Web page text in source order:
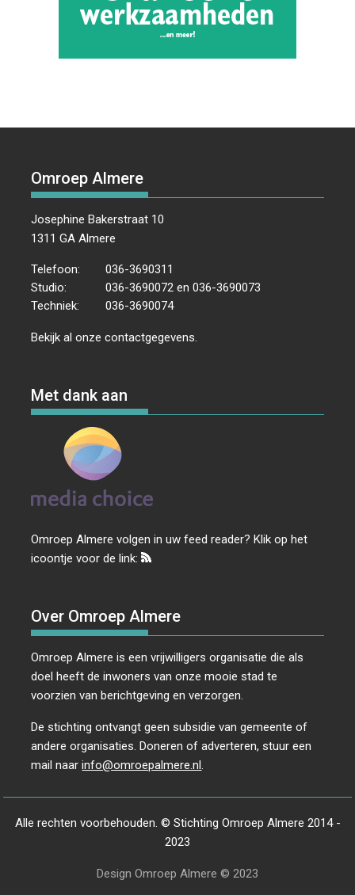
Omroep Almere
Josephine Bakerstraat 10
1311 GA Almere
Telefoon:
036-3690311
Studio:
036-3690072 en 036-3690073
Techniek:
036-3690074
Bekijk al onzecontactgegevens
Met dank aan
Omroep Almere volgen in uw feed reader? Klik op het
icoontje voor de link:
Over Omroep Almere
Omroep Almere is een vrijwilligers organisatie die als
doel heeft de inwoners van onze mooie stad te
voorzien van berichtgeving en verzorgen.
De stichting ontvangt geen subsidie van gemeente of
andere organisaties. Doneren of adverteren, stuur een
mail naarinfo@omroepalmere.nl.
Alle rechten voorbehouden. © Stichting Omroep Almere 2014 -
2023
Design Omroep Almere © 2023